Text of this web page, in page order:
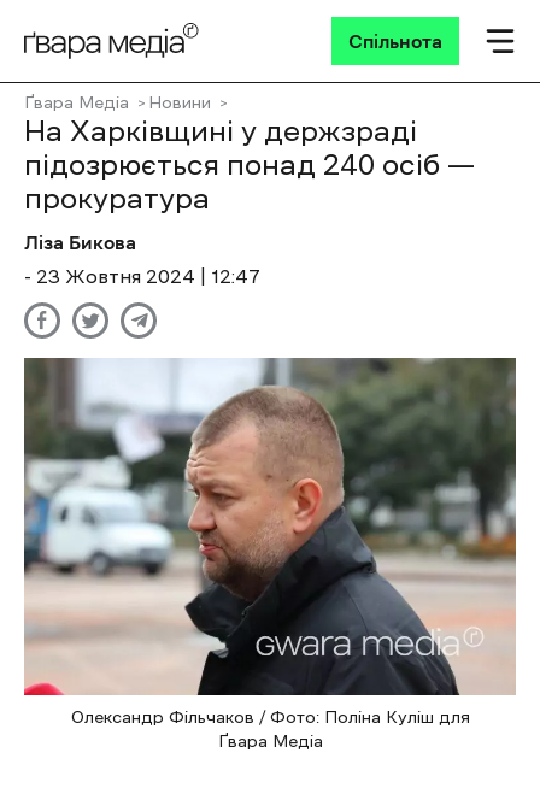
Спільнота
Ґвара Медіа Новини
На Харківщині у держзраді
підозрюється понад 240 осіб —
прокуратура
Ліза Бикова
- 23 Жовтня 2024 | 12:47
Олександр Фільчаков / Фото: Поліна Куліш для
Ґвара Медіа